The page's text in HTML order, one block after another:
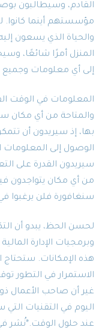
القادم، وسيطالبون
مؤسستهم أينما كانوا.
والحياة الذي يسعون
المنزل أمرًا شائعًا،
إلى أي معلومات وجميع
المعلومات في الوقت
والمتاحة من أي مكان
بها، إذ سيريدون أن
الوصول إلى
سيريدون القدرة على
من أي مكان يتواجدون
سنغافورة فلن يرغبوا
لحسن الحظ، يبدو أن
وبرمجيات الإدارة
هذه الإمكانات. ستحتاج
الاستمرار في التطور
غير أن صاحب الأعمال
اليوم في التقنيات